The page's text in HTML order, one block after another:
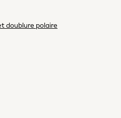
doublure polaire